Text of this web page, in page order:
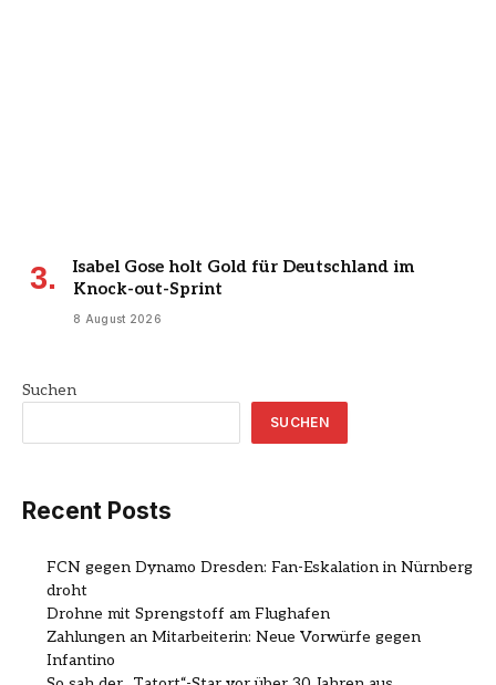
Isabel Gose holt Gold für Deutschland im
Knock-out-Sprint
8 August 2026
Suchen
SUCHEN
Recent Posts
FCN gegen Dynamo Dresden: Fan-Eskalation in Nürnberg
droht
Drohne mit Sprengstoff am Flughafen
Zahlungen an Mitarbeiterin: Neue Vorwürfe gegen
Infantino